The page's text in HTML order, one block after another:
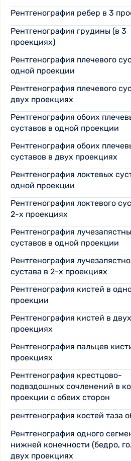
Рентгенография ребер в 3
Рентгенография грудины (в 3
проекциях)
Рентгенография плечевого
одной проекции
Рентгенография плечевого
двух проекциях
Рентгенография обоих
суставов в одной проекции
Рентгенография обоих
суставов в двух проекциях
Рентгенография локтевых
одной проекции
Рентгенография локтевого
2-х проекциях
Рентгенография
суставов в одной проекции
Рентгенография
сустава в 2-х проекциях
Рентгенография кистей в
проекции
Рентгенография кистей в двух
проекциях
Рентгенография пальцев
проекциях
Рентгенография крестцово-
подвздошных сочленений в
проекции с обеих сторон
рентгенография костей таза
Рентгенография одного
нижней конечности (бедро,
двух проекциях